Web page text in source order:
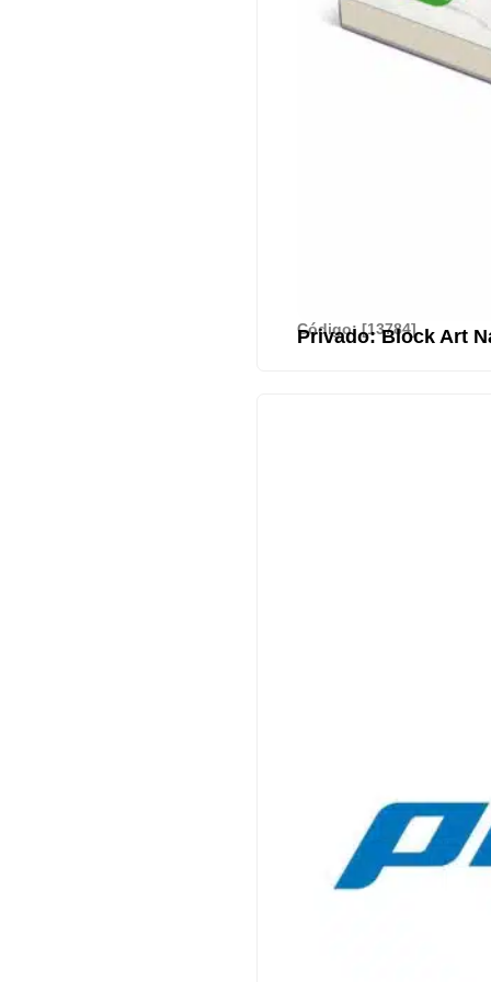
Código: [13784]
Privado: Block Art